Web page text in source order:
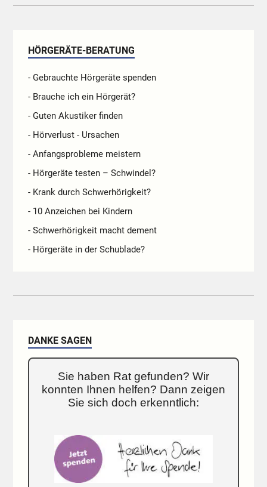
HÖRGERÄTE-BERATUNG
- Gebrauchte Hörgeräte spenden
- Brauche ich ein Hörgerät?
- Guten Akustiker finden
- Hörverlust - Ursachen
- Anfangsprobleme meistern
- Hörgeräte testen – Schwindel?
- Krank durch Schwerhörigkeit?
- 10 Anzeichen bei Kindern
- Schwerhörigkeit macht dement
- Hörgeräte in der Schublade?
DANKE SAGEN
Sie haben Rat gefunden? Wir
konnten Ihnen helfen? Dann zeigen
Sie sich doch erkenntlich: